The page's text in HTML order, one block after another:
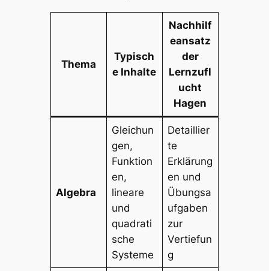
Thema
Typisch
e Inhalte
Nachhilf
eansatz
der
Lernzufl
ucht
Hagen
Algebra
Gleichun
gen,
Funktion
en,
lineare
und
quadrati
sche
Systeme
Detaillier
te
Erklärung
en und
Übungsa
ufgaben
zur
Vertiefun
g